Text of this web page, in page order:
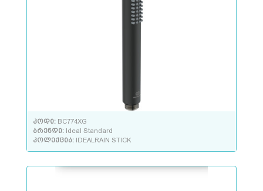
კოდი: BC774XG
ბრენდი: Ideal Standard
კოლექცია:
IDEALRAIN STICK